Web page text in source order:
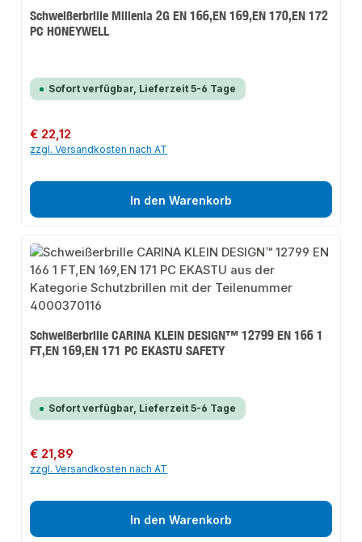
Schweißerbrille Millenia 2G EN 166,EN 169,EN 170,EN 172
PC HONEYWELL
Sofort verfügbar, Lieferzeit 5-6 Tage
Regulärer Preis:
€ 22,12
zzgl. Versandkosten nach AT
In den Warenkorb
Schweißerbrille CARINA KLEIN DESIGN™ 12799 EN 166 1
FT,EN 169,EN 171 PC EKASTU SAFETY
Sofort verfügbar, Lieferzeit 5-6 Tage
Regulärer Preis:
€ 21,89
zzgl. Versandkosten nach AT
In den Warenkorb